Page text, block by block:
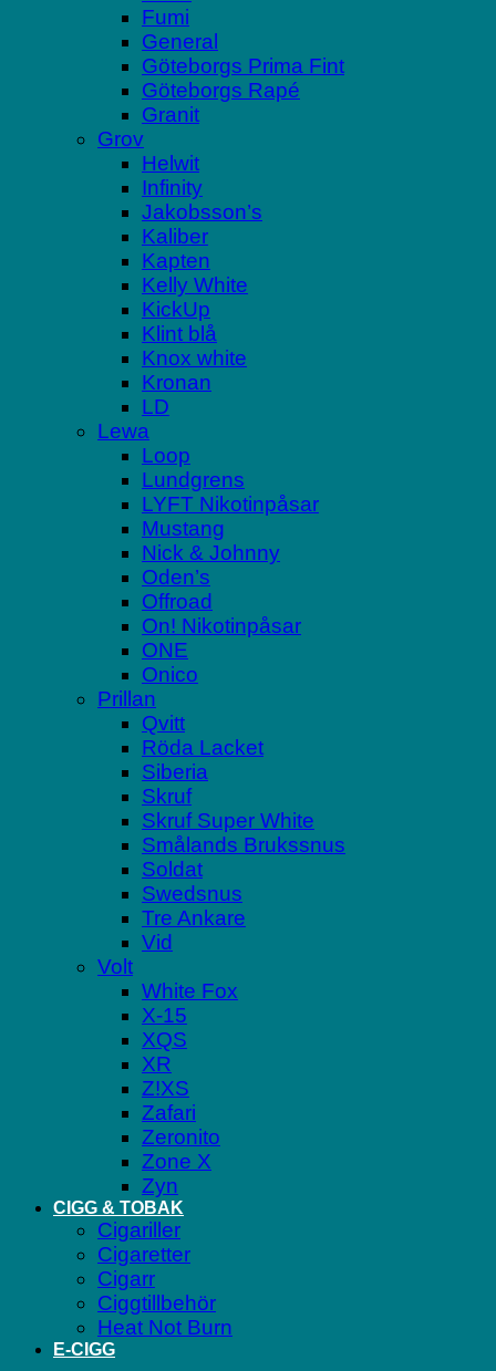
Fumi
General
Göteborgs Prima Fint
Göteborgs Rapé
Granit
Grov
Helwit
Infinity
Jakobsson’s
Kaliber
Kapten
Kelly White
KickUp
Klint blå
Knox white
Kronan
LD
Lewa
Loop
Lundgrens
LYFT Nikotinpåsar
Mustang
Nick & Johnny
Oden’s
Offroad
On! Nikotinpåsar
ONE
Onico
Prillan
Qvitt
Röda Lacket
Siberia
Skruf
Skruf Super White
Smålands Brukssnus
Soldat
Swedsnus
Tre Ankare
Vid
Volt
White Fox
X-15
XQS
XR
Z!XS
Zafari
Zeronito
Zone X
Zyn
CIGG & TOBAK
Cigariller
Cigaretter
Cigarr
Ciggtillbehör
Heat Not Burn
E-CIGG